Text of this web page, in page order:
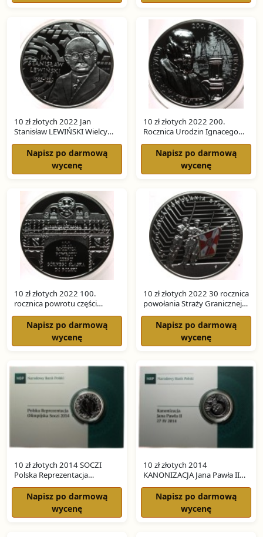
10 zł złotych 2022 Jan
Stanisław LEWIŃSKI Wielcy
Polscy Ekonomiści SREBRO
Napisz po darmową
wycenę
10 zł złotych 2022 200.
Rocznica Urodzin Ignacego
Łukasiewicza SREBRO
Napisz po darmową
wycenę
10 zł złotych 2022 100.
rocznica powrotu części
Górnego Śląska SREBRO
Napisz po darmową
wycenę
10 zł złotych 2022 30 rocznica
powołania Straży Granicznej
SREBRO
Napisz po darmową
wycenę
10 zł złotych 2014 SOCZI
Polska Reprezentacja
Olimpijska SREBRO
Napisz po darmową
wycenę
10 zł złotych 2014
KANONIZACJA Jana Pawła II
SREBRO
Napisz po darmową
wycenę